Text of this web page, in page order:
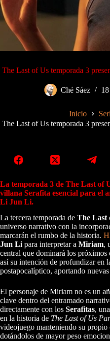
The Last of Us temporada 3
Ché Sáez
Inicio
The Last of Us temporada 3
La temporada 3 de The Last of
villana Serafita esencial para el
Li Jun Li.
La tercera temporada de The Last
universo narrativo con la
marcarán el rumbo de la historia.
Jun Lipara interpretar a Miriam,
central que dominará los
así su intención de profundizar en
postapocalíptico, aportando
El personaje de Miriam no es un
clave dentro del entramado
directamente con los Serafitas,
en la historia de The Last of Us
videojuego manteniendo su
dotándolos de mayor peso